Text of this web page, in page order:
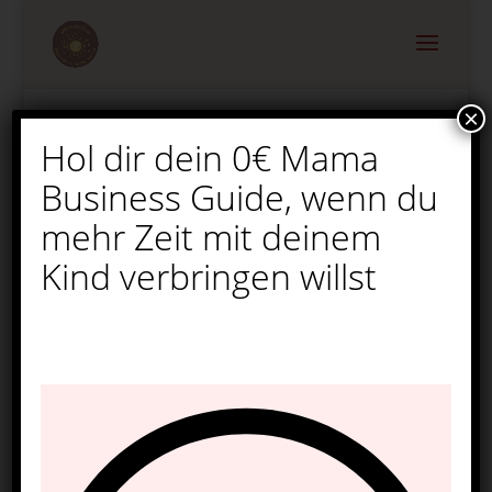
Malen nach Zahlen – Der
kreative Geschenke-
Trend für Kinder &
Erwachsene
Mai 22, 2025|
Hol dir dein 0€ Mama
Business Guide, wenn du
mehr Zeit mit deinem
Kind verbringen willst
×